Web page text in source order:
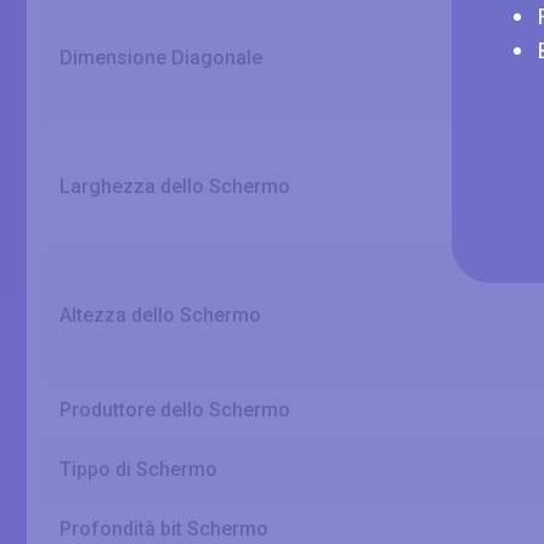
Dimensione Diagonale
Larghezza dello Schermo
Altezza dello Schermo
Produttore dello Schermo
Tippo di Schermo
Profondità bit Schermo